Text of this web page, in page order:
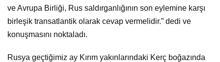
ve Avrupa Birliği, Rus saldırganlığının son eylemine karşı
birleşik transatlantik olarak cevap vermelidir.” dedi ve
konuşmasını noktaladı.
Rusya geçtiğimiz ay Kırım yakınlarındaki Kerç boğazında